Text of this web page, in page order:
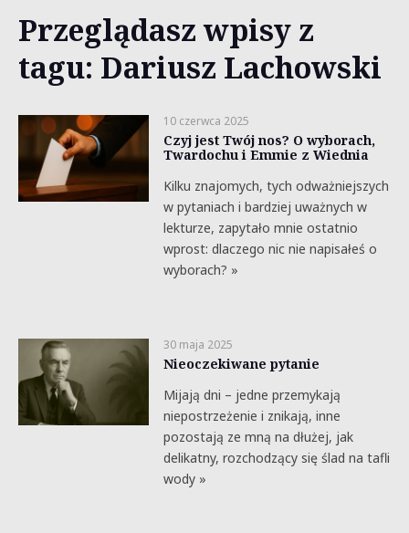
Przeglądasz wpisy z
tagu: Dariusz Lachowski
10 czerwca 2025
Czyj jest Twój nos? O wyborach,
Twardochu i Emmie z Wiednia
Kilku znajomych, tych odważniejszych
w pytaniach i bardziej uważnych w
lekturze, zapytało mnie ostatnio
wprost: dlaczego nic nie napisałeś o
wyborach? »
30 maja 2025
Nieoczekiwane pytanie
Mijają dni – jedne przemykają
niepostrzeżenie i znikają, inne
pozostają ze mną na dłużej, jak
delikatny, rozchodzący się ślad na tafli
wody »